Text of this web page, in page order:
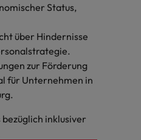
Status,
über Hindernisse
zur Förderung
für Unternehmen in
inklusiver